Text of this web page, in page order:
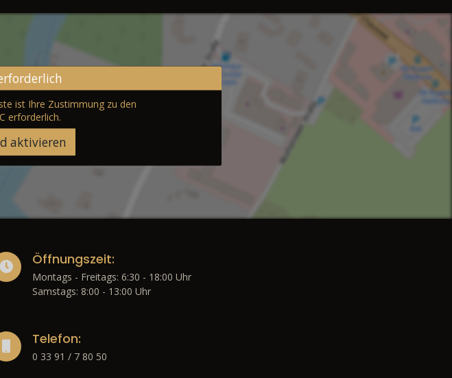
ist Ihre Zustimmung zu den
erforderlich.
aktivieren
Öffnungszeit:
Montags - Freitags: 6:30 - 18:00 Uhr
Samstags: 8:00 - 13:00 Uhr
Telefon:
0 33 91 / 7 80 50